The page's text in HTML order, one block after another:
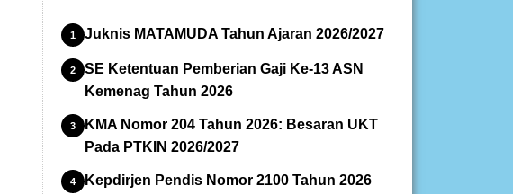
Juknis MATAMUDA Tahun Ajaran 2026/2027
SE Ketentuan Pemberian Gaji Ke-13 ASN
Kemenag Tahun 2026
KMA Nomor 204 Tahun 2026: Besaran UKT
Pada PTKIN 2026/2027
Kepdirjen Pendis Nomor 2100 Tahun 2026